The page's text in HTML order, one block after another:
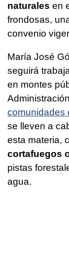
naturales en
frondosas,
convenio
María José
seguirá
en montes
comunidades
se lleven a
esta materia,
cortafuegos
pistas
agua.